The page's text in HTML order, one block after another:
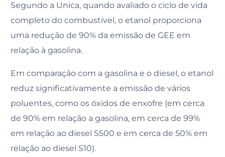
Segundo a Unica, quando avaliado o ciclo de vida
completo do combustível, o etanol proporciona
uma redução de 90% da emissão de GEE em
relação à gasolina.
Em comparação com a gasolina e o diesel, o etanol
reduz significativamente a emissão de vários
poluentes, como os óxidos de enxofre (em cerca
de 90% em relação a gasolina, em cerca de 99%
em relação ao diesel S500 e em cerca de 50% em
relação ao diesel S10).